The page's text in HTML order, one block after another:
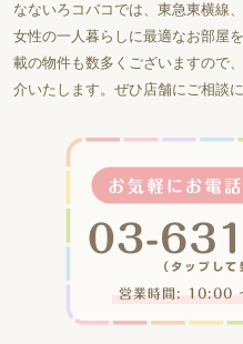
なないろコバコでは、東急東横線
女性の一人暮らしに最適なお部屋
載の物件も数多くございますので
介いたします。ぜひ店舗にご相談
営業時間: 10:00